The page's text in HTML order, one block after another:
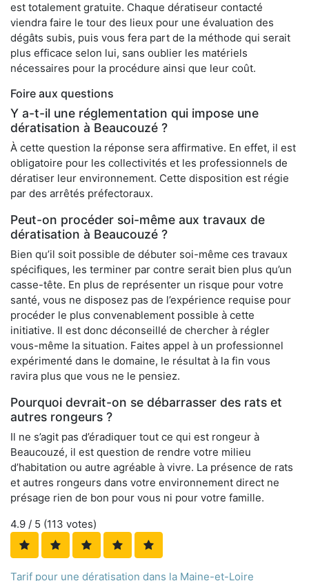
est totalement gratuite. Chaque dératiseur contacté
viendra faire le tour des lieux pour une évaluation des
dégâts subis, puis vous fera part de la méthode qui serait
plus efficace selon lui, sans oublier les matériels
nécessaires pour la procédure ainsi que leur coût.
Foire aux questions
Y a-t-il une réglementation qui impose une
dératisation à Beaucouzé ?
À cette question la réponse sera affirmative. En effet, il est
obligatoire pour les collectivités et les professionnels de
dératiser leur environnement. Cette disposition est régie
par des arrêtés préfectoraux.
Peut-on procéder soi-même aux travaux de
dératisation à Beaucouzé ?
Bien qu’il soit possible de débuter soi-même ces travaux
spécifiques, les terminer par contre serait bien plus qu’un
casse-tête. En plus de représenter un risque pour votre
santé, vous ne disposez pas de l’expérience requise pour
procéder le plus convenablement possible à cette
initiative. Il est donc déconseillé de chercher à régler
vous-même la situation. Faites appel à un professionnel
expérimenté dans le domaine, le résultat à la fin vous
ravira plus que vous ne le pensiez.
Pourquoi devrait-on se débarrasser des rats et
autres rongeurs ?
Il ne s’agit pas d’éradiquer tout ce qui est rongeur à
Beaucouzé, il est question de rendre votre milieu
d’habitation ou autre agréable à vivre. La présence de rats
et autres rongeurs dans votre environnement direct ne
présage rien de bon pour vous ni pour votre famille.
4.9 / 5 (113 votes)
Tarif pour une dératisation dans la Maine-et-Loire